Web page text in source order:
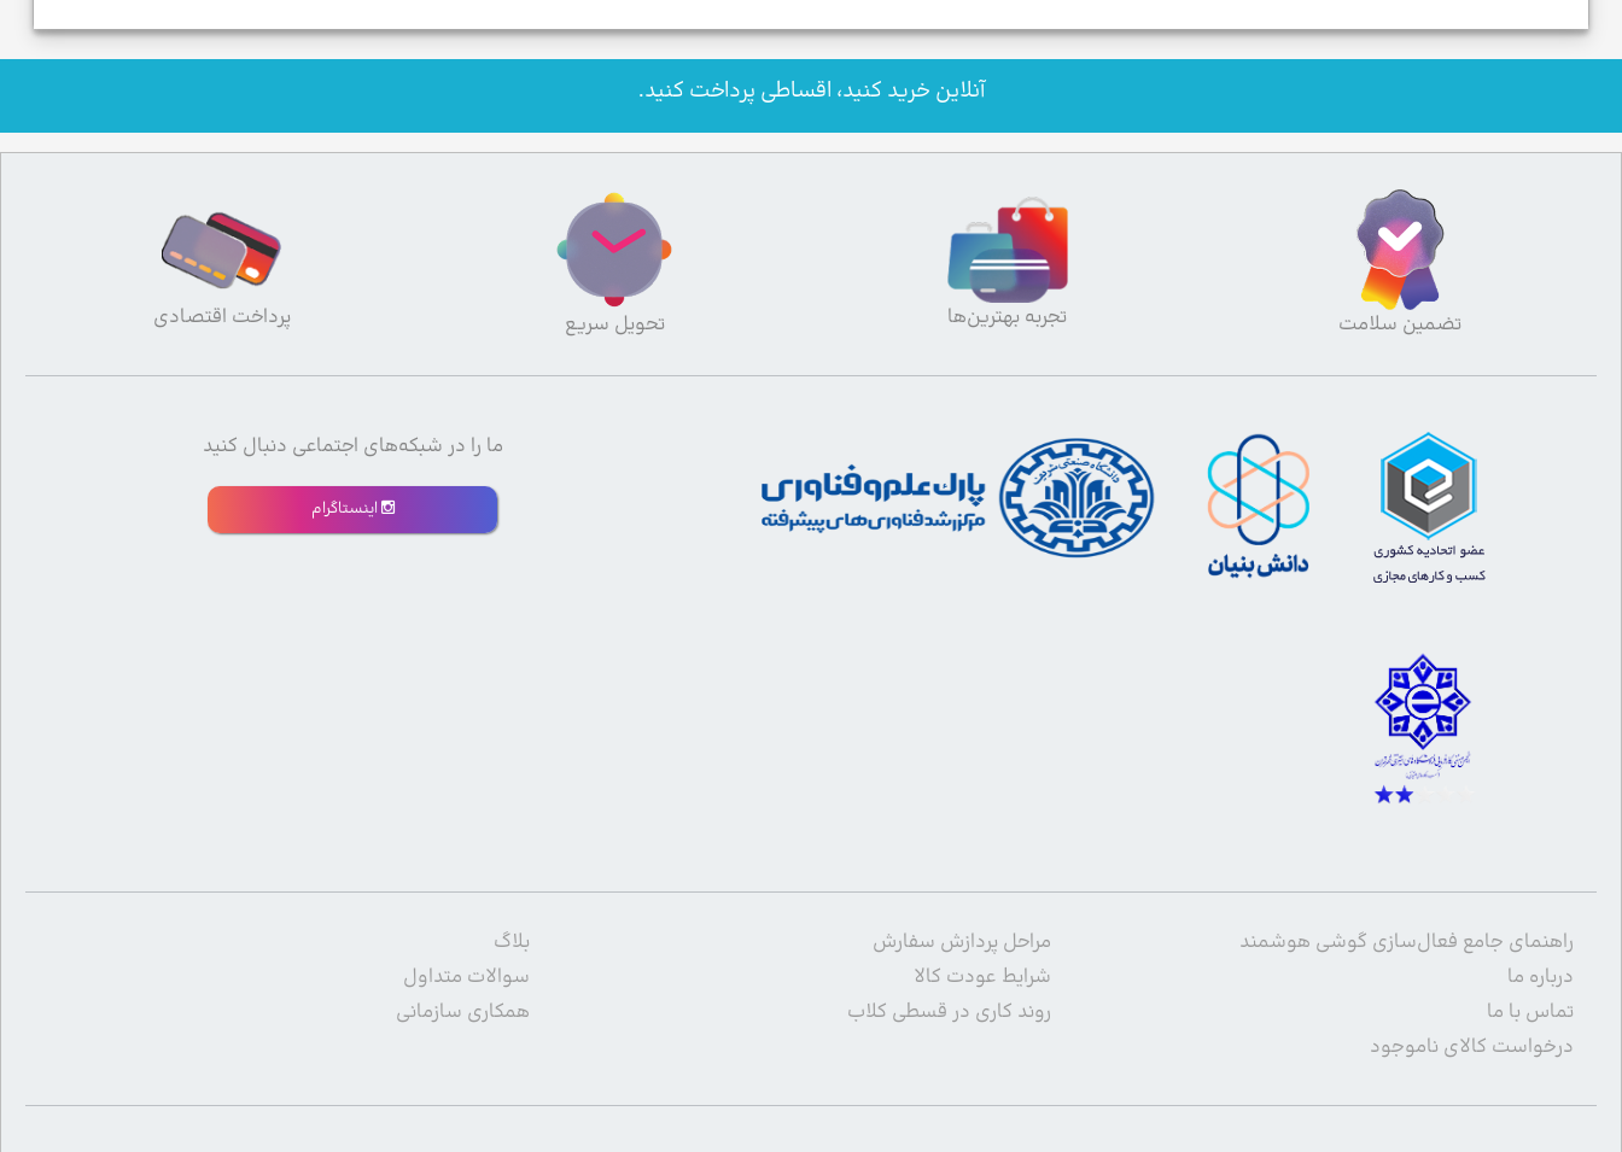
آنلاین خرید کنید، اقساطی پرداخت کنید.
تضمین سلامت تجربه بهترین‌ها تحویل سریع پرداخت اقتصادی
ما را در شبکه‌های اجتماعی دنبال کنید
اینستاگرام
راهنمای جامع فعال‌سازی گوشی هوشمند مراحل پردازش سفارش
بلاگ
درباره ما
شرایط عودت کالا
سوالات متداول
تماس با ما
روند کاری در قسطی کلاب
همکاری سازمانی
درخواست کالای ناموجود